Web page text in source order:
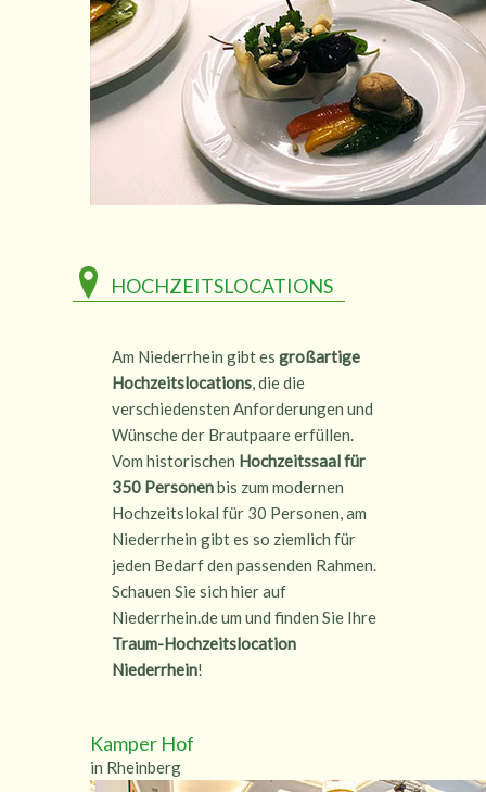
HOCHZEITSLOCATIONS
Am Niederrhein gibt es großartige
Hochzeitslocations, die die
verschiedensten Anforderungen und
Wünsche der Brautpaare erfüllen.
Vom historischen Hochzeitssaal für
350 Personenbis zum modernen
Hochzeitslokal für 30 Personen, am
Niederrhein gibt es so ziemlich für
jeden Bedarf den passenden Rahmen.
Schauen Sie sich hier auf
Niederrhein.de um und finden Sie Ihre
Traum-Hochzeitslocation
Niederrhein!
Kamper Hof
in Rheinberg